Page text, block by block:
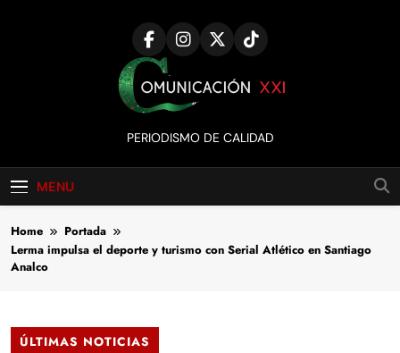
Comunicación
XXI
PERIODISMO DE CALIDAD
MENU
Home
Portada
Lerma impulsa el deporte y turismo con Serial Atlético en Santiago
Analco
ÚLTIMAS NOTICIAS